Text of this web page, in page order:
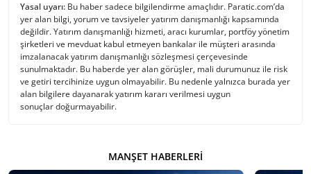
Yasal uyarı: Bu haber sadece bilgilendirme amaçlıdır. Paratic.com’da
yer alan bilgi, yorum ve tavsiyeler yatırım danışmanlığı kapsamında
değildir. Yatırım danışmanlığı hizmeti, aracı kurumlar, portföy yönetim
şirketleri ve mevduat kabul etmeyen bankalar ile müşteri arasında
imzalanacak yatırım danışmanlığı sözleşmesi çerçevesinde
sunulmaktadır. Bu haberde yer alan görüşler, mali durumunuz ile risk
ve getiri tercihinize uygun olmayabilir. Bu nedenle yalnızca burada yer
alan bilgilere dayanarak yatırım kararı verilmesi uygun
sonuçlar doğurmayabilir.
MANŞET HABERLERI